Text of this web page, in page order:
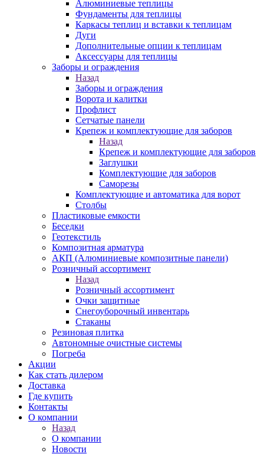
Алюминиевые теплицы
Фундаменты для теплицы
Каркасы теплиц и вставки к теплицам
Дуги
Дополнительные опции к теплицам
Аксессуары для теплицы
Заборы и ограждения
Назад
Заборы и ограждения
Ворота и калитки
Профлист
Сетчатые панели
Крепеж и комплектующие для заборов
Назад
Крепеж и комплектующие для заборов
Заглушки
Комплектующие для заборов
Саморезы
Комплектующие и автоматика для ворот
Столбы
Пластиковые емкости
Беседки
Геотекстиль
Композитная арматура
АКП (Алюминиевые композитные панели)
Розничный ассортимент
Назад
Розничный ассортимент
Очки защитные
Снегоуборочный инвентарь
Стаканы
Резиновая плитка
Автономные очистные системы
Погреба
Акции
Как стать дилером
Доставка
Где купить
Контакты
О компании
Назад
О компании
Новости